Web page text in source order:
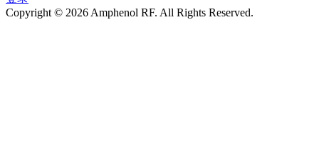
Copyright © 2026 Amphenol RF. All Rights Reserved.